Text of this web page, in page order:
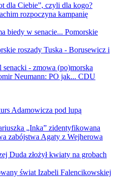
dla Ciebie”, czyli dla kogo?
rozpoczyna kampanię
biedy w senacie... Pomorskie
roszady Tuska - Borusewicz i
senacki - zmowa (po)morska
Neumann: PO jak... CDU
Adamowicza pod lupą
„Inka” zidentyfikowana
zabójstwa Agaty z Wejherowa
Duda złożył kwiaty na grobach
świat Izabeli Falencikowskiej